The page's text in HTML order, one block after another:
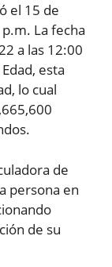
el 15 de
La fecha
a las 12:00
esta
lo cual
de
persona en
de su